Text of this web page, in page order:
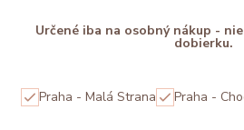
Určené iba na osobný nákup -
dobierku.
Praha - Malá Strana Praha -